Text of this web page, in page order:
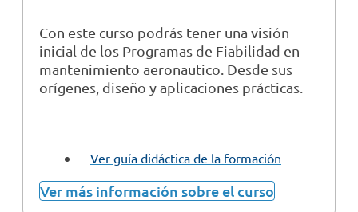
Con este curso podrás tener una visión
inicial de los Programas de Fiabilidad en
mantenimiento aeronautico. Desde sus
orígenes, diseño y aplicaciones prácticas.
Ver guía didáctica de la formación
Ver más información sobre el curso